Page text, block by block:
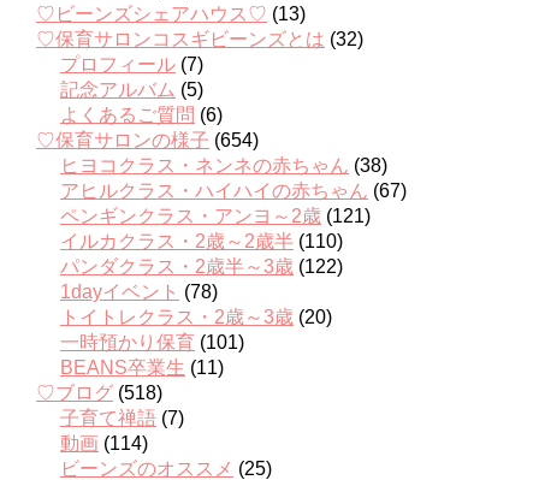
♡ビーンズシェアハウス♡ (13)
♡保育サロンコスギビーンズとは (32)
プロフィール (7)
記念アルバム (5)
よくあるご質問 (6)
♡保育サロンの様子 (654)
ヒヨコクラス・ネンネの赤ちゃん (38)
アヒルクラス・ハイハイの赤ちゃん (67)
ペンギンクラス・アンヨ～2歳 (121)
イルカクラス・2歳～2歳半 (110)
パンダクラス・2歳半～3歳 (122)
1dayイベント (78)
トイトレクラス・2歳～3歳 (20)
一時預かり保育 (101)
BEANS卒業生 (11)
♡ブログ (518)
子育て禅語 (7)
動画 (114)
ビーンズのオススメ (25)